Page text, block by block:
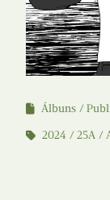
Álbuns
2024
25A